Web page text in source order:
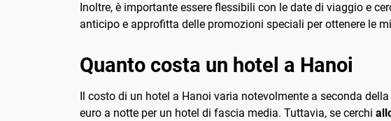
Inoltre, è importante essere flessibili con le date di viaggio e
anticipo e approfitta delle promozioni speciali per ottenere le
Quanto costa un hotel a Hanoi
Il costo di un hotel a Hanoi varia notevolmente a seconda
euro a notte per un hotel di fascia media. Tuttavia, se cerchi